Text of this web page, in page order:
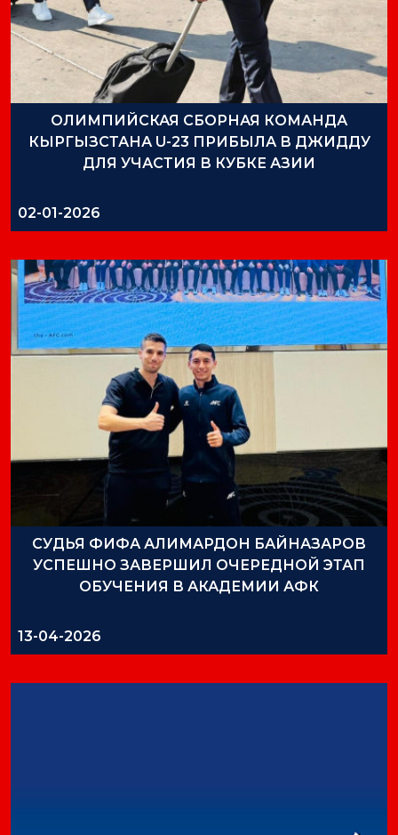
ОЛИМПИЙСКАЯ СБОРНАЯ КОМАНДА
КЫРГЫЗСТАНА U-23 ПРИБЫЛА В ДЖИДДУ
ДЛЯ УЧАСТИЯ В КУБКЕ АЗИИ
02-01-2026
СУДЬЯ ФИФА АЛИМАРДОН БАЙНАЗАРОВ
УСПЕШНО ЗАВЕРШИЛ ОЧЕРЕДНОЙ ЭТАП
ОБУЧЕНИЯ В АКАДЕМИИ АФК
13-04-2026